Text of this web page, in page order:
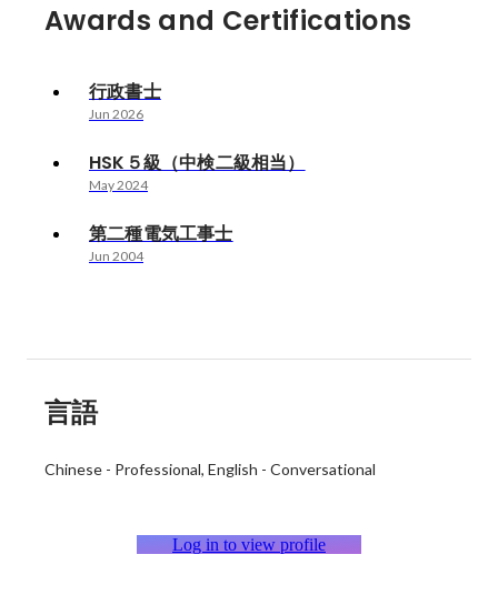
Awards and Certifications
行政書士
Jun 2026
HSK５級（中検二級相当）
May 2024
第二種電気工事士
Jun 2004
言語
Chinese - Professional English - Conversational
Log in to view profile